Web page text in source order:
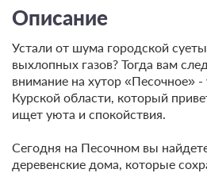
Описание
Устали от шума городской суеты
выхлопных газов? Тогда вам
внимание на хутор «Песочное»
Курской области, который
ищет уюта и спокойствия.
Сегодня на Песочном вы
деревенские дома, которые